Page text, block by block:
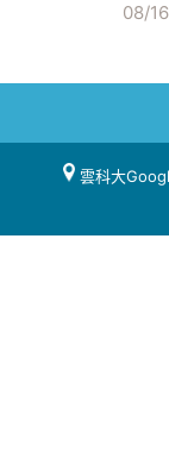
08/16
雲科大